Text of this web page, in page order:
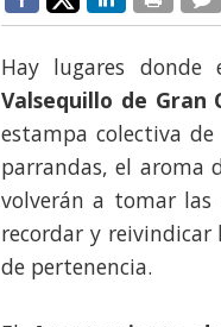
Hay lugares donde
Valsequillo de Gran
estampa colectiva
parrandas, el aroma
volverán a tomar las
recordar y reivindicar
de pertenencia.